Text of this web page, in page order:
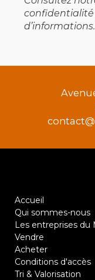
confidentialité
d’informations.
Accueil
Qui sommes-nous
Les entreprises du
Vendre
Acheter
Conditions d'accès
Tri & Valorisation